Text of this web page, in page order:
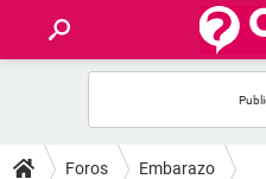
FOROS
Foros Embarazo